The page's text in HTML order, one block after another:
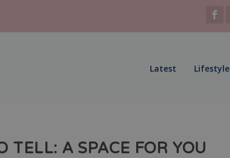
Latest Lifestyle
TELL: A SPACE FOR YOU